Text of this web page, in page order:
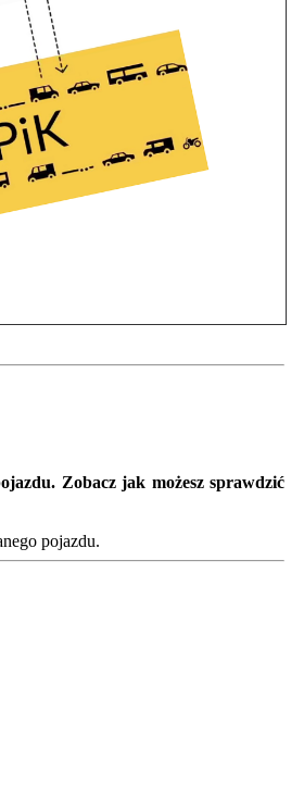
Zobacz jak możesz sprawdzić
pojazdu.